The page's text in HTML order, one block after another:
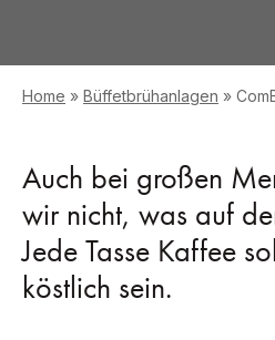
Home » Büffetbrühanlagen »
Auch bei großen
wir nicht, was auf
Jede Tasse Kaffee
köstlich sein.